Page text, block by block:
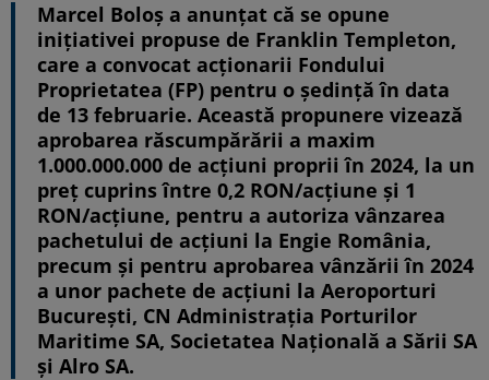
Marcel Boloș a anunțat că se opune
inițiativei propuse de Franklin Templeton,
care a convocat acționarii Fondului
Proprietatea (FP) pentru o ședință în data
de 13 februarie. Această propunere vizează
aprobarea răscumpărării a maxim
1.000.000.000 de acțiuni proprii în 2024, la un
preț cuprins între 0,2 RON/acțiune și 1
RON/acțiune, pentru a autoriza vânzarea
pachetului de acțiuni la Engie România,
precum și pentru aprobarea vânzării în 2024
a unor pachete de acțiuni la Aeroporturi
București, CN Administrația Porturilor
Maritime SA, Societatea Națională a Sării SA
și Alro SA.